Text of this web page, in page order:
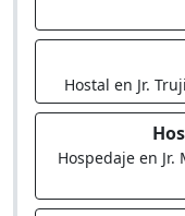
Hostal en Jr.
Hospedaje en Jr.